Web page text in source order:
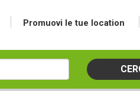
Promuovi le tue location